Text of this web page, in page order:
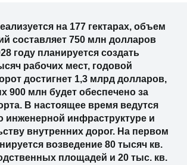
на 177 гектарах, объем
составляет 750 млн долларов
году планируется создать
рабочих мест, годовой
достигнет 1,3 млрд долларов,
900 млн будет обеспечено за
В настоящее время ведутся
инженерной инфраструктуре и
внутренних дорог. На первом
возведение 80 тысяч кв.
площадей и 20 тыс. кв.